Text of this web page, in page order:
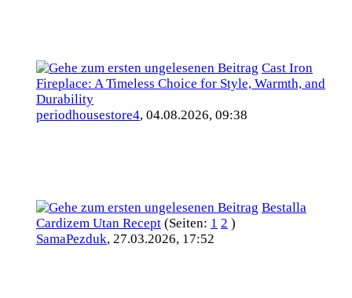
Cast Iron
Fireplace: A Timeless Choice for Style, Warmth, and
Durability
periodhousestore4, 04.08.2026, 09:38
Bestalla
Cardizem Utan Recept (Seiten: 1 2 )
SamaPezduk, 27.03.2026, 17:52